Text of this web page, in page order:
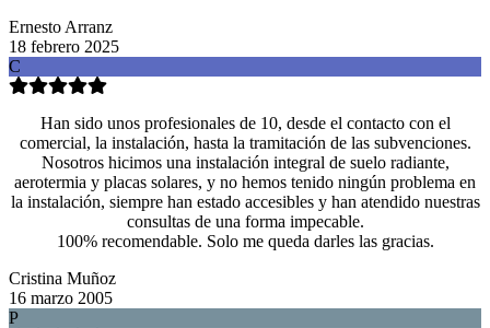
Ernesto Arranz
18 febrero 2025
C
Han sido unos profesionales de 10, desde el contacto con el
comercial, la instalación, hasta la tramitación de las subvenciones.
Nosotros hicimos una instalación integral de suelo radiante,
aerotermia y placas solares, y no hemos tenido ningún problema en
la instalación, siempre han estado accesibles y han atendido nuestras
consultas de una forma impecable.
100% recomendable. Solo me queda darles las gracias.
Cristina Muñoz
16 marzo 2005
P